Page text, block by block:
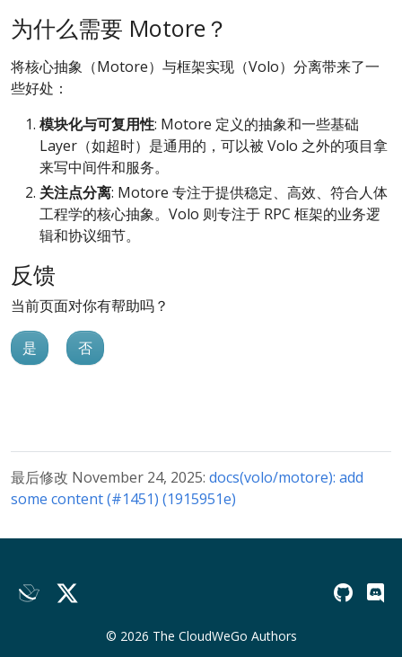
为什么需要 Motore？
将核心抽象（Motore）与框架实现（Volo）分离带来了一
些好处：
模块化与可复用性: Motore 定义的抽象和一些基础
Layer（如超时）是通用的，可以被 Volo 之外的项目拿
来写中间件和服务。
关注点分离: Motore 专注于提供稳定、高效、符合人体
工程学的核心抽象。Volo 则专注于 RPC 框架的业务逻
辑和协议细节。
反馈
当前页面对你有帮助吗？
是 否
最后修改 November 24, 2025: docs(volo/motore): add
some content (#1451) (1915951e)
© 2026 The CloudWeGo Authors